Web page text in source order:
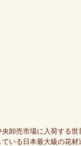
卸売市場に入荷する世
いる日本最大級の花材